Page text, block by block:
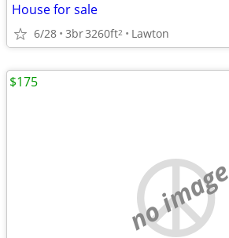
House for sale
6/28 3br3260ft2 Lawton
no image
$175